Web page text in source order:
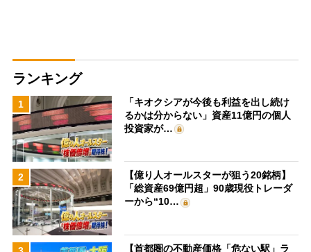
ランキング
1
「キオクシアが今後も利益を出し続け
るかは分からない」資産11億円の個人
投資家が…
2
【億り人オールスターが狙う20銘柄】
「総資産69億円超」90歳現役トレーダ
ーから“10…
【首都圏の不動産価格「危ない駅」ラ